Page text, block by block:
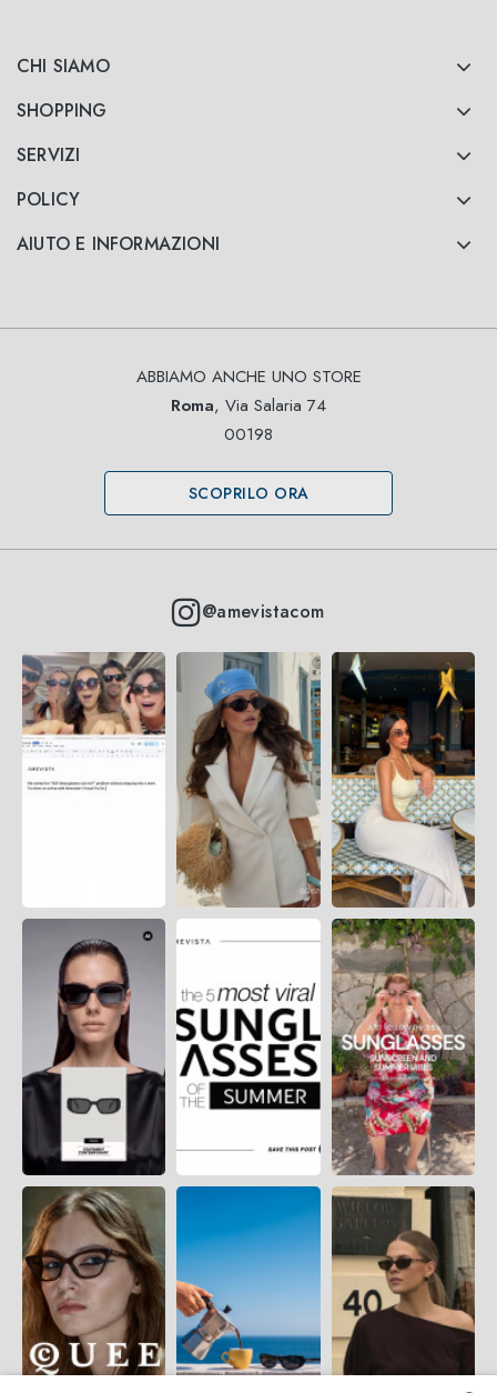
CHI SIAMO
SHOPPING
SERVIZI
POLICY
AIUTO E INFORMAZIONI
@amevistacom
ABBIAMO ANCHE UNO STORE
Roma, Via Salaria 74
00198
SCOPRILO ORA